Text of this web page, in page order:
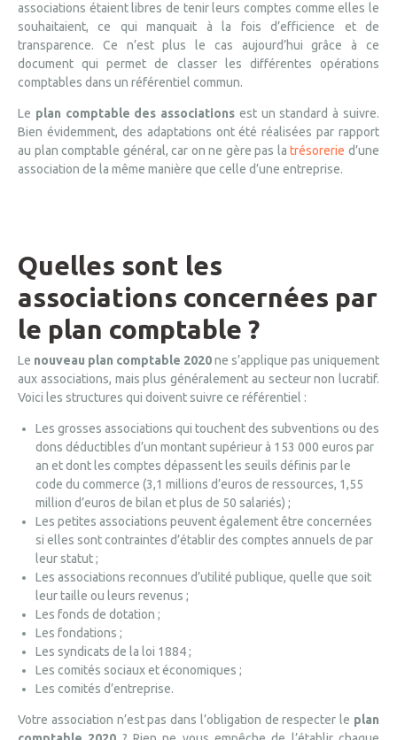
associations étaient libres de tenir leurs comptes comme elles le
souhaitaient, ce qui manquait à la fois d’efficience et de
transparence. Ce n’est plus le cas aujourd’hui grâce à ce
document qui permet de classer les différentes opérations
comptables dans un référentiel commun.
Le plan comptable des associations est un standard à suivre.
Bien évidemment, des adaptations ont été réalisées par rapport
au plan comptable général, car on ne gère pas latrésorerie d’une
association de la même manière que celle d’une entreprise.
Quelles sont les
associations concernées par
le plan comptable ?
Le nouveau plan comptable 2020ne s’applique pas uniquement
aux associations, mais plus généralement au secteur non lucratif.
Voici les structures qui doivent suivre ce référentiel :
Les grosses associations qui touchent des subventions ou des
dons déductibles d’un montant supérieur à 153 000 euros par
an et dont les comptes dépassent les seuils définis par le
code du commerce (3,1 millions d’euros de ressources, 1,55
million d’euros de bilan et plus de 50 salariés) ;
Les petites associations peuvent également être concernées
si elles sont contraintes d’établir des comptes annuels de par
leur statut ;
Les associations reconnues d’utilité publique, quelle que soit
leur taille ou leurs revenus ;
Les fonds de dotation ;
Les fondations ;
Les syndicats de la loi 1884 ;
Les comités sociaux et économiques ;
Les comités d’entreprise.
Votre association n’est pas dans l’obligation de respecter le plan